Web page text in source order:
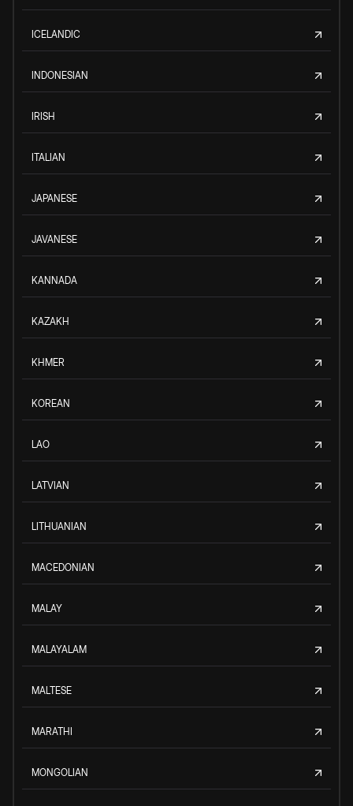
ICELANDIC
INDONESIAN
IRISH
ITALIAN
JAPANESE
JAVANESE
KANNADA
KAZAKH
KHMER
KOREAN
LAO
LATVIAN
LITHUANIAN
MACEDONIAN
MALAY
MALAYALAM
MALTESE
MARATHI
MONGOLIAN